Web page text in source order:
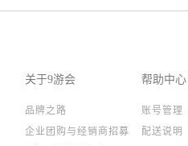
关于9游会
品牌之路
企业团购与经销商招募
帮助中心
账号管理
配送说明